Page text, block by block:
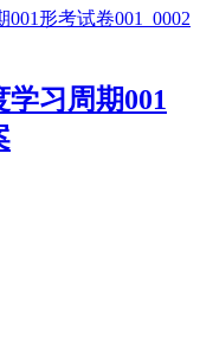
习周期001